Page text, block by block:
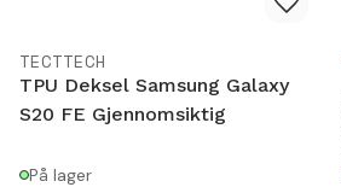
TECTTECH
TPU Deksel Samsung Galaxy
S20 FE Gjennomsiktig
På lager